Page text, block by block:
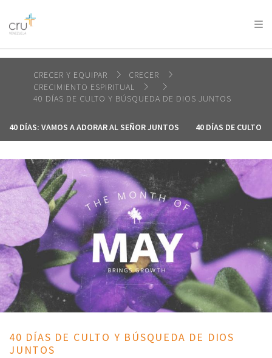
AFRICA
AMERICA / CARIBBEAN
OCEANIA
CRECER Y EQUIPAR
CRECER
CRECIMIENTO ESPIRITUAL
40 DÍAS DE CULTO Y BÚSQUEDA DE DIOS JUNTOS
40 DÍAS: VAMOS A ADORAR AL SEÑOR JUNTOS 40 DÍAS DE CULTO
40 DÍAS DE CULTO Y BÚSQUEDA DE DIOS
JUNTOS